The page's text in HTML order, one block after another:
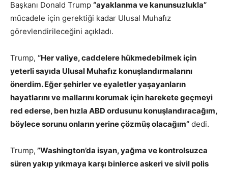
Başkanı Donald Trump “ayaklanma ve kanunsuzlukla”
mücadele için gerektiği kadar Ulusal Muhafız
görevlendirileceğini açıkladı.
Trump, “Her valiye, caddelere hükmedebilmek için
yeterli sayıda Ulusal Muhafız konuşlandırmalarını
önerdim. Eğer şehirler ve eyaletler yaşayanların
hayatlarını ve mallarını korumak için harekete geçmeyi
red ederse, ben hızla ABD ordusunu konuşlandıracağım,
böylece sorunu onların yerine çözmüş olacağım” dedi.
Trump, ”Washington’da isyan, yağma ve kontrolsuzca
süren yakıp yıkmaya karşı binlerce askeri ve sivil polis